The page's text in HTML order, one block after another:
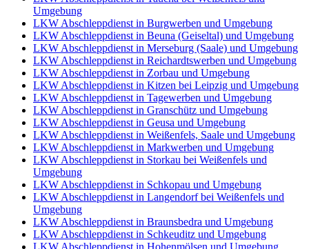
Umgebung
LKW Abschleppdienst in Burgwerben und Umgebung
LKW Abschleppdienst in Beuna (Geiseltal) und Umgebung
LKW Abschleppdienst in Merseburg (Saale) und Umgebung
LKW Abschleppdienst in Reichardtswerben und Umgebung
LKW Abschleppdienst in Zorbau und Umgebung
LKW Abschleppdienst in Kitzen bei Leipzig und Umgebung
LKW Abschleppdienst in Tagewerben und Umgebung
LKW Abschleppdienst in Granschütz und Umgebung
LKW Abschleppdienst in Geusa und Umgebung
LKW Abschleppdienst in Weißenfels, Saale und Umgebung
LKW Abschleppdienst in Markwerben und Umgebung
LKW Abschleppdienst in Storkau bei Weißenfels und
Umgebung
LKW Abschleppdienst in Schkopau und Umgebung
LKW Abschleppdienst in Langendorf bei Weißenfels und
Umgebung
LKW Abschleppdienst in Braunsbedra und Umgebung
LKW Abschleppdienst in Schkeuditz und Umgebung